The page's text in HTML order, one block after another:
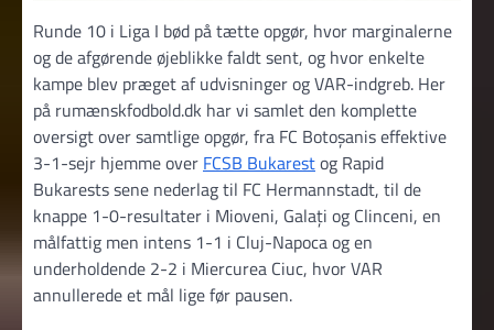
Runde 10 i Liga I bød på tætte opgør, hvor marginalerne
og de afgørende øjeblikke faldt sent, og hvor enkelte
kampe blev præget af udvisninger og VAR-indgreb. Her
på rumænskfodbold.dk har vi samlet den komplette
oversigt over samtlige opgør, fra FC Botoșanis effektive
3-1-sejr hjemme over FCSB Bukarestog Rapid
Bukarests sene nederlag til FC Hermannstadt, til de
knappe 1-0-resultater i Mioveni, Galați og Clinceni, en
målfattig men intens 1-1 i Cluj-Napoca og en
underholdende 2-2 i Miercurea Ciuc, hvor VAR
annullerede et mål lige før pausen.